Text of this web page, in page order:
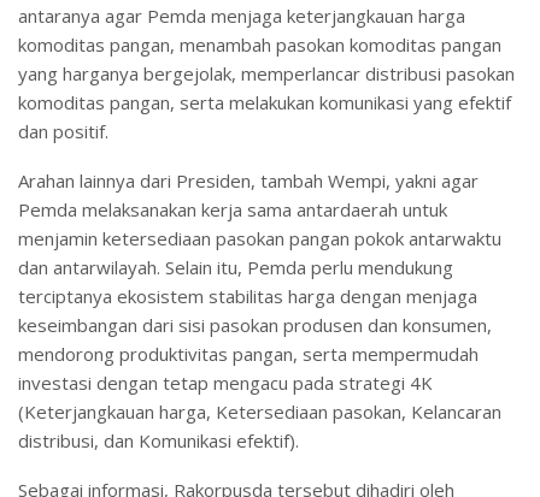
antaranya agar Pemda menjaga keterjangkauan harga
komoditas pangan, menambah pasokan komoditas pangan
yang harganya bergejolak, memperlancar distribusi pasokan
komoditas pangan, serta melakukan komunikasi yang efektif
dan positif.
Arahan lainnya dari Presiden, tambah Wempi, yakni agar
Pemda melaksanakan kerja sama antardaerah untuk
menjamin ketersediaan pasokan pangan pokok antarwaktu
dan antarwilayah. Selain itu, Pemda perlu mendukung
terciptanya ekosistem stabilitas harga dengan menjaga
keseimbangan dari sisi pasokan produsen dan konsumen,
mendorong produktivitas pangan, serta mempermudah
investasi dengan tetap mengacu pada strategi 4K
(Keterjangkauan harga, Ketersediaan pasokan, Kelancaran
distribusi, dan Komunikasi efektif).
Sebagai informasi, Rakorpusda tersebut dihadiri oleh